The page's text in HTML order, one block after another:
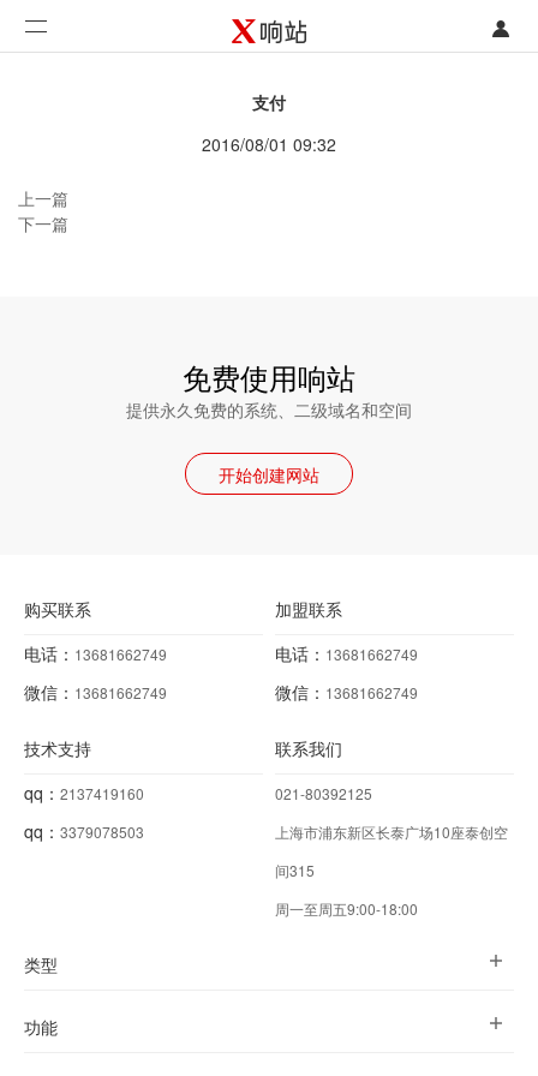
联系销售部门
功能
支付
2016/08/01 09:32
上一篇
下一篇
免费使用响站
提供永久免费的系统、二级域名和空间
开始创建网站
购买联系
电话： 13681662749
微信： 13681662749
加盟联系
电话： 13681662749
微信： 13681662749
技术支持
qq： 2137419160
qq： 3379078503
联系我们
021-80392125
上海市浦东新区长泰广场10座泰创空
间315
周一至周五9:00-18:00
类型
功能